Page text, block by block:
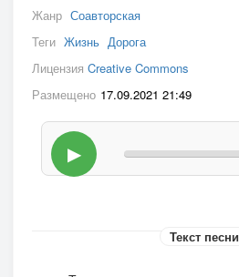
Жанр Соавторская
Теги Жизнь Дорога
Лицензия Creative Commons
Размещено 17.09.2021 21:49
▶
Текст песни